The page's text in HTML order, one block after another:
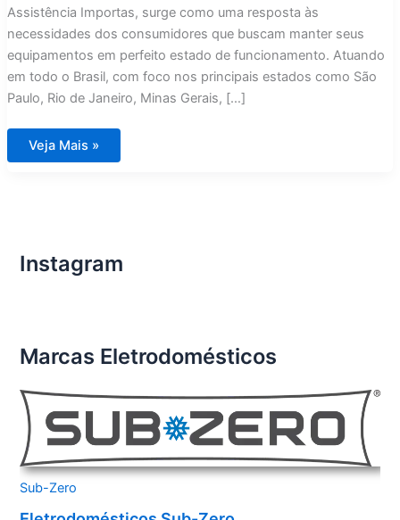
Assistência Importas, surge como uma resposta às
necessidades dos consumidores que buscam manter seus
equipamentos em perfeito estado de funcionamento. Atuando
em todo o Brasil, com foco nos principais estados como São
Paulo, Rio de Janeiro, Minas Gerais, […]
Assistência
Técnica
Veja Mais »
Instagram
Marcas Eletrodomésticos
Sub-Zero